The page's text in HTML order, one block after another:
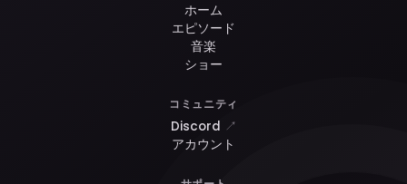
ホーム
エピソード
音楽
ショー
コミュニティ
Discord ↗
アカウント